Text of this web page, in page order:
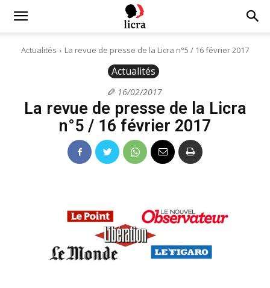
Licra
Actualités La revue de presse de la Licra n°5 / 16 février 2017
Actualités
16/02/2017
La revue de presse de la Licra
n°5 / 16 février 2017